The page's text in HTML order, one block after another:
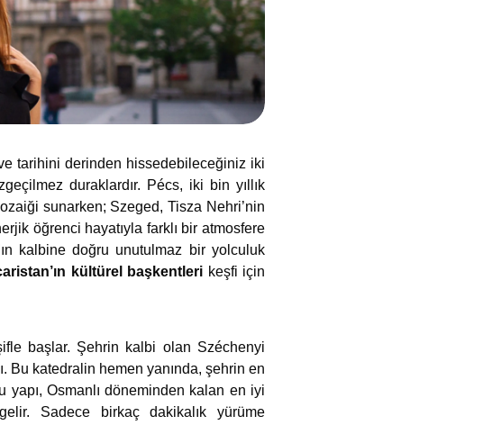
tarihini derinden hissedebileceğiniz iki
duraklardır. Pécs, iki bin yıllık
sunarken; Szeged, Tisza Nehri’nin
öğrenci hayatıyla farklı bir atmosfere
kalbine doğru unutulmaz bir yolculuk
kültürel başkentleri keşfi için
başlar. Şehrin kalbi olan Széchenyi
Bu katedralin hemen yanında, şehrin en
Osmanlı döneminden kalan en iyi
Sadece birkaç dakikalık yürüme